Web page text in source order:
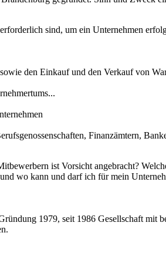
sind, um ein Unternehmen
den Einkauf und den Verkauf von
Finanzämtern,
ist Vorsicht angebracht?
wo kann und darf ich für mein
1979, seit 1986 Gesellschaft mit